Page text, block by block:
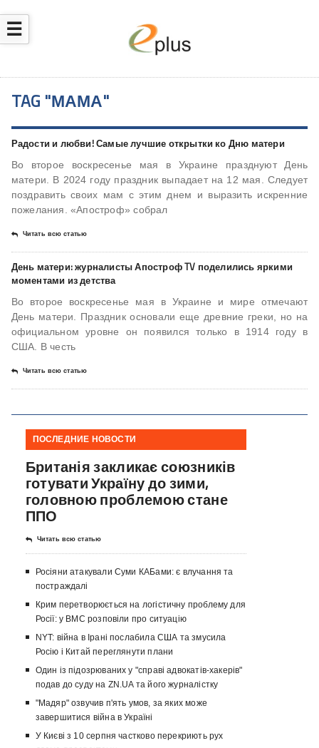
☰
TAG "МАМА"
Радости и любви! Самые лучшие открытки ко Дню матери
Во второе воскресенье мая в Украине празднуют День
матери. В 2024 году праздник выпадает на 12 мая. Следует
поздравить своих мам с этим днем и выразить искренние
пожелания. «Апостроф» собрал
Читать всю статью
День матери: журналисты Апостроф TV поделились яркими
моментами из детства
Во второе воскресенье мая в Украине и мире отмечают
День матери. Праздник основали еще древние греки, но на
официальном уровне он появился только в 1914 году в
США. В честь
Читать всю статью
ПОСЛЕДНИЕ НОВОСТИ
Британія закликає союзників
готувати Україну до зими,
головною проблемою стане
ППО
Читать всю статью
Росіяни атакували Суми КАБами: є влучання та
постраждалі
Крим перетворюється на логістичну проблему для
Росії: у ВМС розповіли про ситуацію
NYT: війна в Ірані послабила США та змусила
Росію і Китай переглянути плани
Один із підозрюваних у "справі адвокатів-хакерів"
подав до суду на ZN.UA та його журналістку
"Мадяр" озвучив п'ять умов, за яких може
завершитися війна в Україні
У Києві з 10 серпня частково перекриють рух